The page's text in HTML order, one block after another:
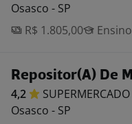
Osasco - SP
R$ 1.805,00
Repositor(A) De
4,2
Osasco - SP